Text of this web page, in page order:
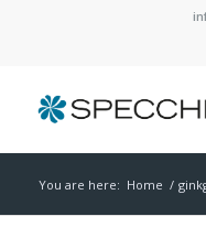
You are here: Home /